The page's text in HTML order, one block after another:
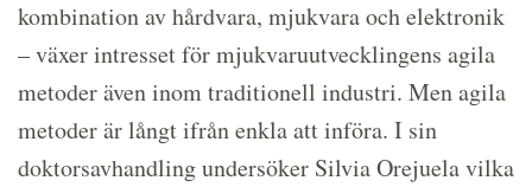
kombination av hårdvara, mjukvara och elektronik
– växer intresset för mjukvaruutvecklingens agila
metoder även inom traditionell industri. Men agila
metoder är långt ifrån enkla att införa. I sin
doktorsavhandling undersöker Silvia Orejuela vilka